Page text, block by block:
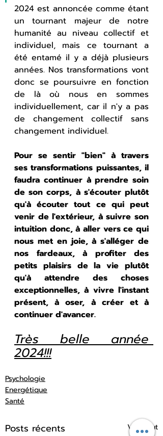
2024 est annoncée comme étant
un tournant majeur de notre
humanité au niveau collectif et
individuel, mais ce tournant a
été entamé il y a déjà plusieurs
années. Nos transformations vont
donc se poursuivre en fonction
de là où nous en sommes
individuellement, car il n'y a pas
de changement collectif sans
changement individuel.
Pour se sentir "bien" à travers
ses transformations puissantes, il
faudra continuer à prendre soin
de son corps, à s'écouter plutôt
qu'à écouter tout ce qui peut
venir de l'extérieur, à suivre son
intuition donc, à aller vers ce qui
nous met en joie, à s'alléger de
nos fardeaux, à profiter des
petits plaisirs de la vie plutôt
qu'à attendre des choses
exceptionnelles, à vivre l'instant
présent, à oser, à créer et à
continuer d'avancer.
Très belle année
2024!!!
Psychologie
Energétique
Santé
Posts récents Voir tout